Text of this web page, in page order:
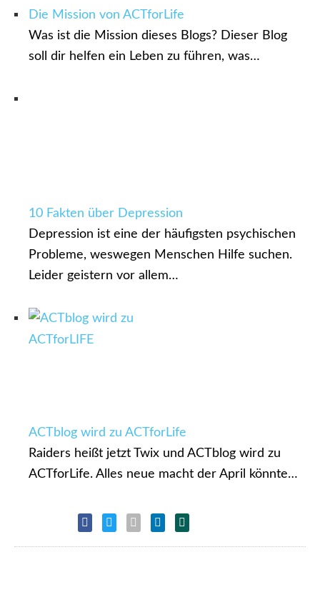
Die Mission von ACTforLife
Was ist die Mission dieses Blogs? Dieser Blog
soll dir helfen ein Leben zu führen, was…
10 Fakten über Depression
Depression ist eine der häufigsten psychischen
Probleme, weswegen Menschen Hilfe suchen.
Leider geistern vor allem…
ACTblog wird zu ACTforLife
Raiders heißt jetzt Twix und ACTblog wird zu
ACTforLife. Alles neue macht der April könnte…